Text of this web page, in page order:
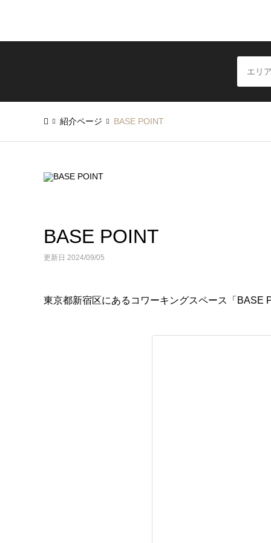
紹介ページ BASE POINT
BASE POINT
更新日 2024/09/05
東京都新宿区にあるコワーキングスペース「BASE